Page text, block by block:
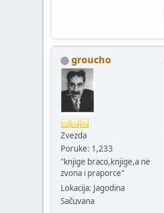
groucho
Zvezda
Poruke: 1,233
"knjige braco,knjige,a ne
zvona i praporce"
Lokacija: Jagodina
Sačuvana